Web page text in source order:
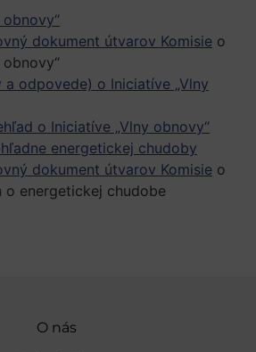
obnovy“
dokument útvarov Komisie o
obnovy“
a odpovede) o Iniciatíve „Vlny
o Iniciatíve „Vlny obnovy“
energetickej chudoby
dokument útvarov Komisie o
o energetickej chudobe
O nás